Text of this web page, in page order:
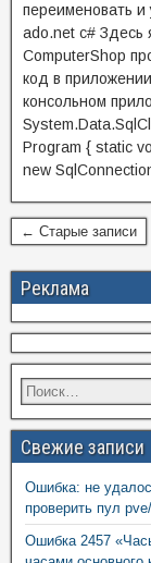
переименовать
ado.net c# Здесь
ComputerShop
код в
консольном
Program { static
new
← Старые записи
Реклама
Свежие записи
Ошибка: не
проверить пул
Ошибка 2457